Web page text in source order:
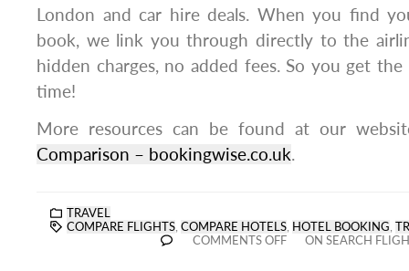
London and car hire deals. When you find
book, we link you through directly to the
hidden charges, no added fees. So you get
time!
More resources can be found at our
Comparison – bookingwise.co.uk.
TRAVEL
COMPARE FLIGHTS, COMPARE HOTELS, HOTEL BOOKING,
COMMENTS OFF
ON SEARCH